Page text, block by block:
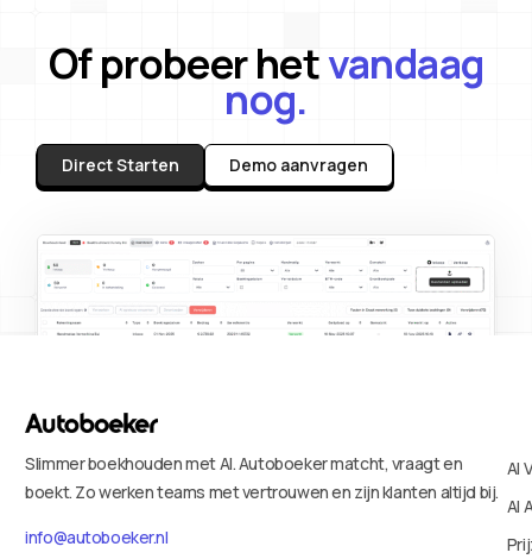
Of probeer hetvandaag
nog.
Direct Starten Demo aanvragen
Slimmer boekhouden met AI. Autoboeker matcht, vraagt en
boekt. Zo werken teams met vertrouwen en zijn klanten altijd bij.
info@autoboeker.nl
AI
AI